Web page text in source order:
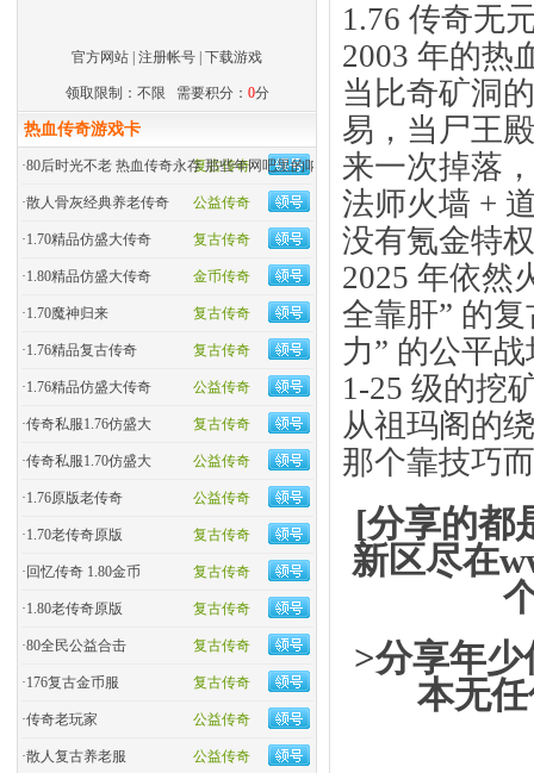
官方网站 注册帐号 下载游戏
领取限制：不限 需要积分： 0分
热血传奇游戏卡
复古传奇
·80后时光不老 热血传奇永存 那些年网吧里的呐喊
公益传奇
·散人骨灰经典养老传奇
复古传奇
·1.70精品仿盛大传奇
金币传奇
·1.80精品仿盛大传奇
复古传奇
·1.70魔神归来
复古传奇
·1.76精品复古传奇
公益传奇
·1.76精品仿盛大传奇
复古传奇
·传奇私服1.76仿盛大
公益传奇
·传奇私服1.70仿盛大
公益传奇
·1.76原版老传奇
复古传奇
·1.70老传奇原版
复古传奇
· 回忆传奇 1.80金币
复古传奇
·1.80老传奇原版
复古传奇
·80全民公益合击
复古传奇
·176复古金币服
公益传奇
·传奇老玩家
公益传奇
·散人复古养老服
1.76 传奇无
2003 年的热
当比奇矿洞
易，当尸王
来一次掉落
法师火墙 +
没有氪金特
2025 年依然
全靠肝” 的
力” 的公平
1-25 级的挖
从祖玛阁的
那个靠技巧
[分享的都
新区尽在
>分享年
本无